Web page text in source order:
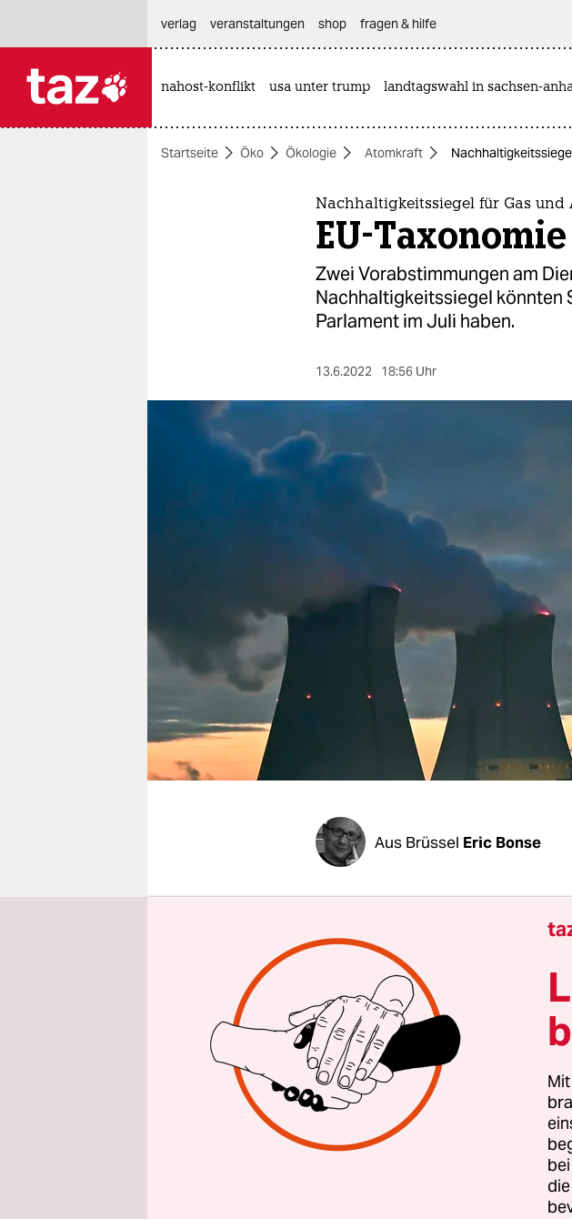
themen
shop
fragen & hilfe
unterstützen
abo
genossenschaft
verlag
veranstaltungen shop fragen & hilfe
nahost-konflikt usa unter trump landtagswahl in sachsen-
Startseite Öko Ökologie Atomkraft
Nachhaltigkeitssiegel für Gas und
EU-
Zwei Vorabstimmungen am
Nachhaltigkeitssiegel könnten
Parlament im Juli haben.
13.6.2022 18:56 Uhr
Aus Brüssel Eric Bonse
Hochspannung im
umstrittene
Gleich zwei
Taxonomie ab, die die EU-
werden Atom und Gas für
Geldanlagen empfohlen.
Gegen diese Empfehlung
Grüne seit Monaten Sturm.
haben sie keine Chance: Dort
Kommissionsvorschlag
und genügend Anhänger